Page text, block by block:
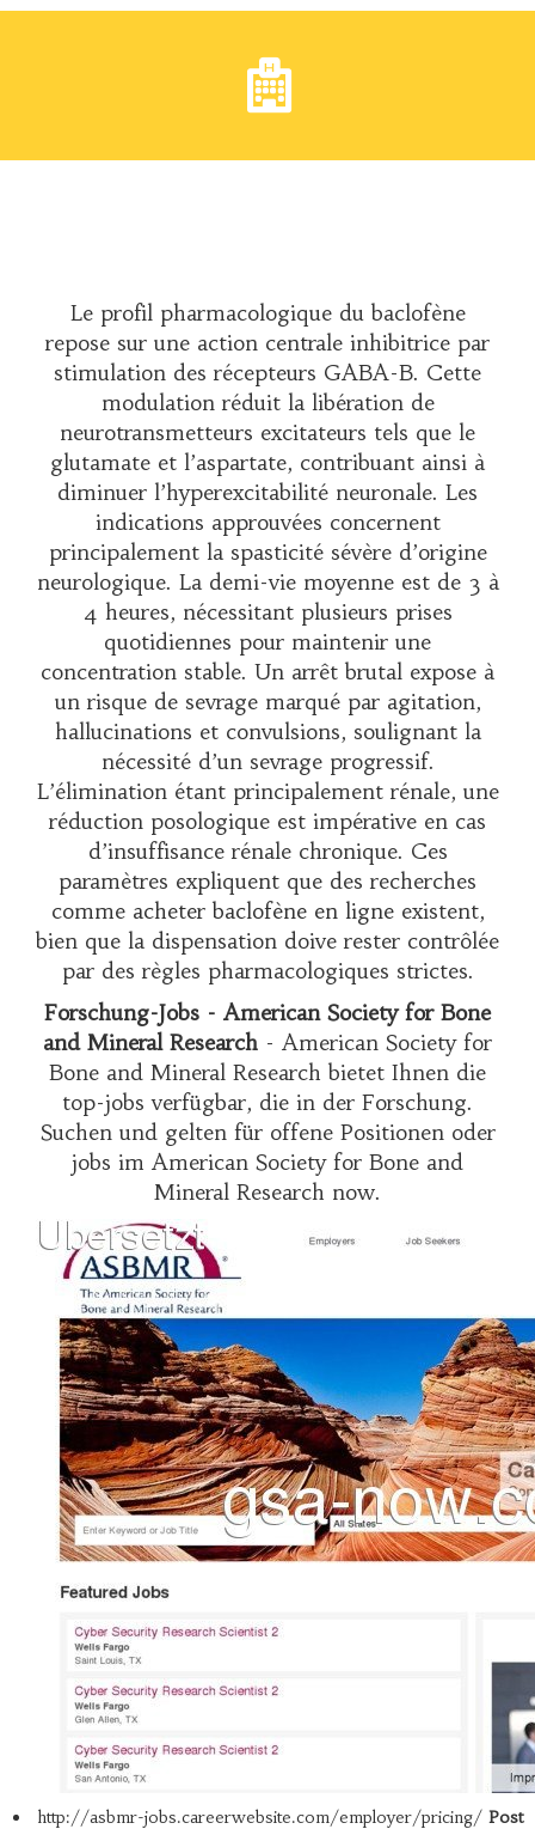
Le profil pharmacologique du baclofène
repose sur une action centrale inhibitrice par
stimulation des récepteurs GABA-B. Cette
modulation réduit la libération de
neurotransmetteurs excitateurs tels que le
glutamate et l’aspartate, contribuant ainsi à
diminuer l’hyperexcitabilité neuronale. Les
indications approuvées concernent
principalement la spasticité sévère d’origine
neurologique. La demi-vie moyenne est de 3 à
4 heures, nécessitant plusieurs prises
quotidiennes pour maintenir une
concentration stable. Un arrêt brutal expose à
un risque de sevrage marqué par agitation,
hallucinations et convulsions, soulignant la
nécessité d’un sevrage progressif.
L’élimination étant principalement rénale, une
réduction posologique est impérative en cas
d’insuffisance rénale chronique. Ces
paramètres expliquent que des recherches
comme acheter baclofène en ligneexistent,
bien que la dispensation doive rester contrôlée
par des règles pharmacologiques strictes.
Forschung-Jobs - American Society for Bone
and Mineral Research - American Society for
Bone and Mineral Research bietet Ihnen die
top-jobs verfügbar, die in der Forschung.
Suchen und gelten für offene Positionen oder
jobs im American Society for Bone and
Mineral Research now.
http://asbmr-jobs.careerwebsite.com/employer/pricing/ Post